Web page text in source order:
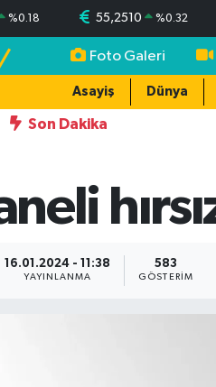
%0.18 55,2510 %0.32
Foto Galeri
Asayiş Dünya
Son Dakika
16.01.2024 - 11:38
YAYINLANMA
583
GÖSTERIM